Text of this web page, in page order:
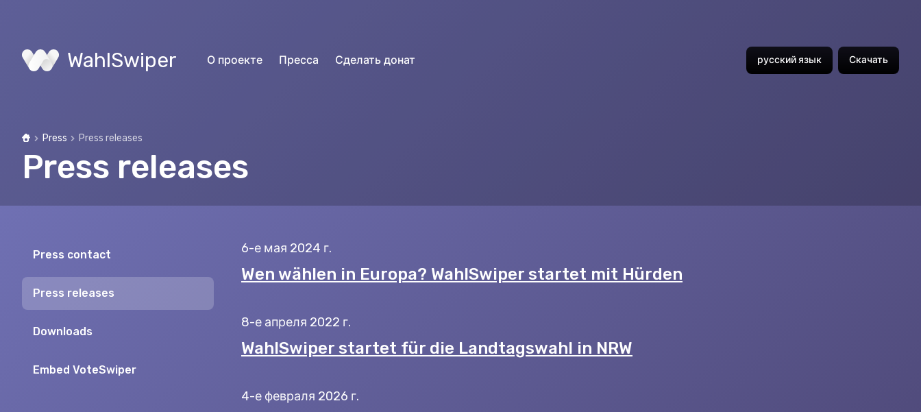
WahlSwiper О проекте Пресса Сделать донат русский язык Скачать
HomePress Press releases
Press releases
Press contact
Press releases
Downloads
Embed VoteSwiper
6-е мая 2024 г.
Wen wählen in Europa? WahlSwiper startet mit Hürden
8-е апреля 2022 г.
WahlSwiper startet für die Landtagswahl in NRW
4-е февраля 2026 г.